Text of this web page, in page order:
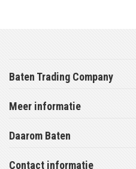
Baten Trading Company
Meer informatie
Daarom Baten
Contact informatie